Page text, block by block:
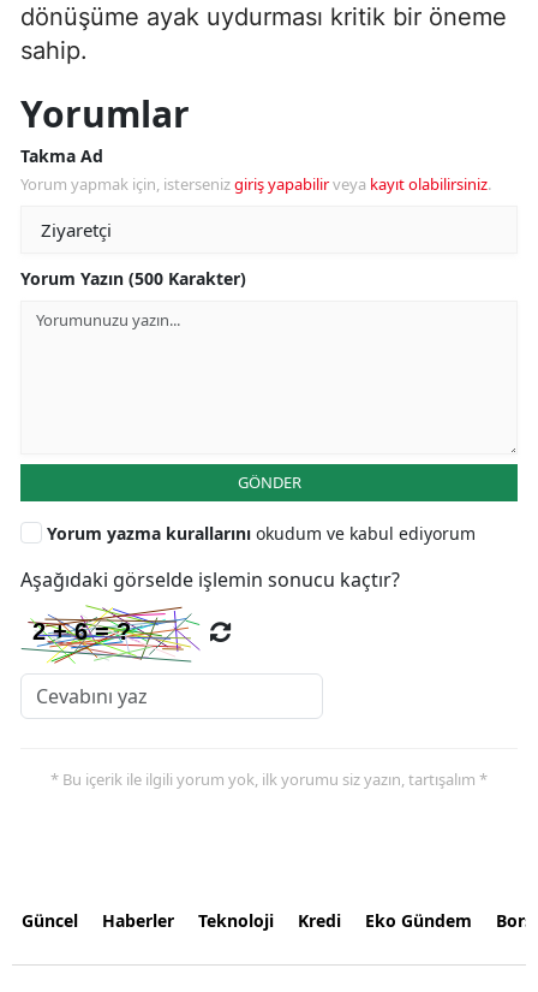
dönüşüme ayak uydurması kritik bir öneme
sahip.
Yorumlar
Takma Ad
Yorum yapmak için, istersenizgiriş yapabilirveya kayıt olabilirsiniz.
Yorum Yazın (500 Karakter)
GÖNDER
Yorum yazma kurallarını okudum ve kabul ediyorum
Aşağıdaki görselde işlemin sonucu kaçtır?
* Bu içerik ile ilgili yorum yok, ilk yorumu siz yazın, tartışalım *
Güncel Haberler Teknoloji Kredi Eko Gündem